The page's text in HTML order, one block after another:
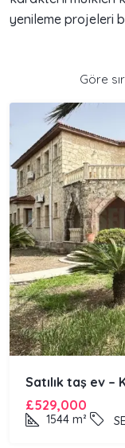
yenileme projeleri
Göre
Satılık taş ev –
£529,000
1544 m²